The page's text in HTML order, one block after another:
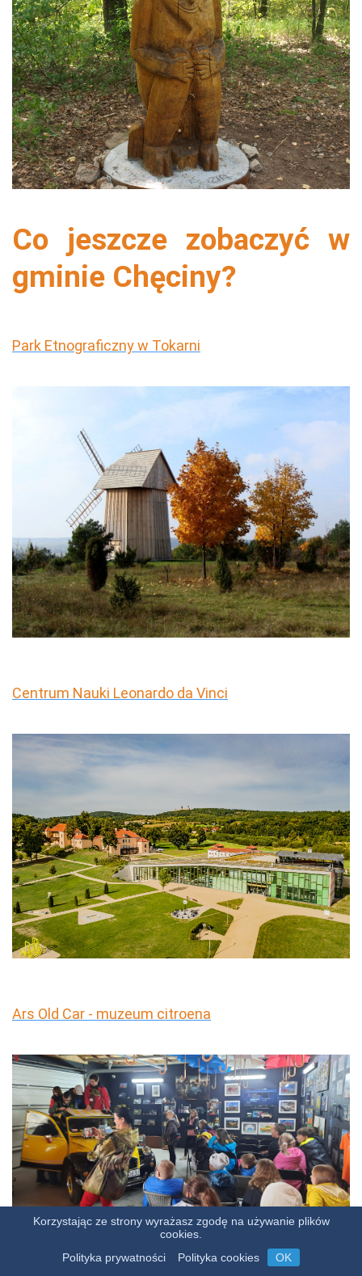
Co jeszcze zobaczyć w
gminie Chęciny?
Park Etnograficzny w Tokarni
Centrum Nauki Leonardo da Vinci
Ars Old Car - muzeum citroena
Lokalizacja
Korzystając ze strony wyrażasz zgodę na używanie plików
cookies.
Polityka prywatności
Polityka cookies OK